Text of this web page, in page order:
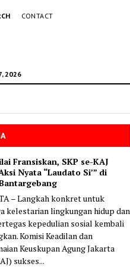
CONTACT
2026
Fransiskan, SKP se-KAJ
Nyata “Laudato Si’” di
– Langkah konkret untuk
kelestarian lingkungan hidup dan
kepedulian sosial kembali
Komisi Keadilan dan
Keuskupan Agung Jakarta
sukses...